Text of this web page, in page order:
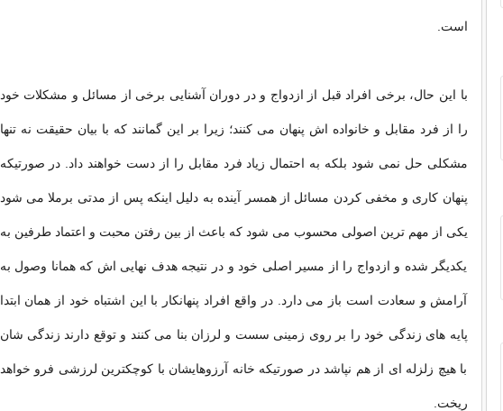
است.
با این حال، برخی افراد قبل از ازدواج و در دوران آشنایی برخی از مسائل و مشكلات خود
را از فرد مقابل و خانواده اش پنهان می كنند؛ زیرا بر این گمانند كه با بیان حقیقت نه تنها
مشكلی حل نمی شود بلكه به احتمال زیاد فرد مقابل را از دست خواهند داد. در صورتیكه
پنهان کاری و مخفی كردن مسائل از همسر آینده به دلیل اینكه پس از مدتی برملا می شود
یكی از مهم ترین اصولی محسوب می شود كه باعث از بین رفتن محبت و اعتماد طرفین به
یكدیگر شده و ازدواج را از مسیر اصلی خود و در نتیجه هدف نهایی اش كه همانا وصول به
آرامش و سعادت است باز می دارد. در واقع افراد پنهانكار با این اشتباه خود از همان ابتدا
پایه های زندگی خود را بر روی زمینی سست و لرزان بنا می كنند و توقع دارند زندگی شان
با هیچ زلزله ای از هم نپاشد در صورتیكه خانه آرزوهایشان با كوچكترین لرزشی فرو خواهد
ریخت.